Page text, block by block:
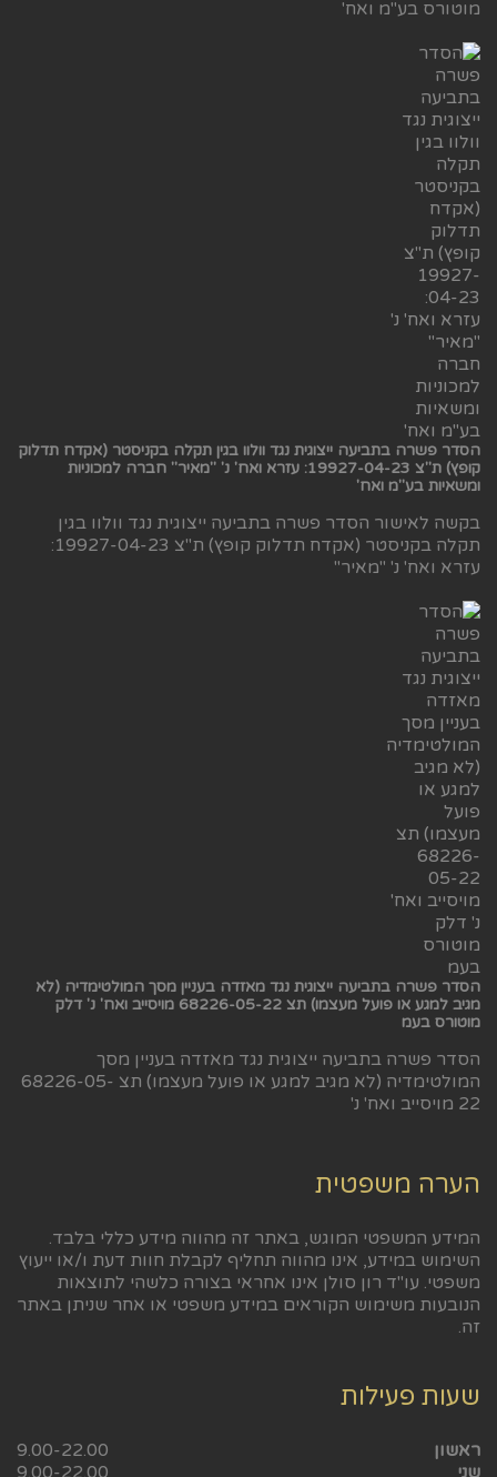
מוטורס בע"מ ואח'
הסדר פשרה בתביעה ייצוגית נגד וולוו בגין תקלה בקניסטר (אקדח תדלוק
קופץ) ת"צ 19927-04-23: עזרא ואח' נ' "מאיר" חברה למכוניות
ומשאיות בע"מ ואח'
בקשה לאישור הסדר פשרה בתביעה ייצוגית נגד וולוו בגין
תקלה בקניסטר (אקדח תדלוק קופץ) ת"צ 19927-04-23:
עזרא ואח' נ' "מאיר"
הסדר פשרה בתביעה ייצוגית נגד מאזדה בעניין מסך המולטימדיה (לא
מגיב למגע או פועל מעצמו) תצ 68226-05-22 מויסייב ואח' נ' דלק
מוטורס בעמ
הסדר פשרה בתביעה ייצוגית נגד מאזדה בעניין מסך
המולטימדיה (לא מגיב למגע או פועל מעצמו) תצ 68226-05-
22 מויסייב ואח' נ'
הערה משפטית
המידע המשפטי המוגש, באתר זה מהווה מידע כללי בלבד.
השימוש במידע, אינו מהווה תחליף לקבלת חוות דעת ו/או ייעוץ
משפטי. עו"ד רון סולן אינו אחראי בצורה כלשהי לתוצאות
הנובעות משימוש הקוראים במידע משפטי או אחר שניתן באתר
זה.
שעות פעילות
ראשון
9.00-22.00
שני
9.00-22.00